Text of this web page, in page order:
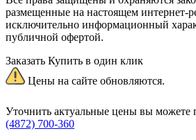
размещенные на настоящем интернет-
исключительно информационный
публичной офертой.
Заказать Купить в один клик
Цены на сайте обновляются.
Уточнить актуальные цены вы можете
(4872) 700-360